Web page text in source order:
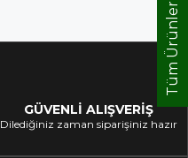
Tüm Ürünler
GÜVENLİ ALIŞVERİŞ
Dilediğiniz zaman siparişiniz hazır